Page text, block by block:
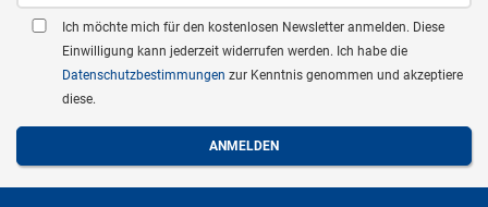
Ich möchte mich für den kostenlosen Newsletter anmelden. Diese
Einwilligung kann jederzeit widerrufen werden. Ich habe die
Datenschutzbestimmungen zur Kenntnis genommen und akzeptiere
diese.